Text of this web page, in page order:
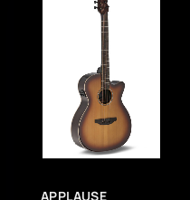
APPLAUSE